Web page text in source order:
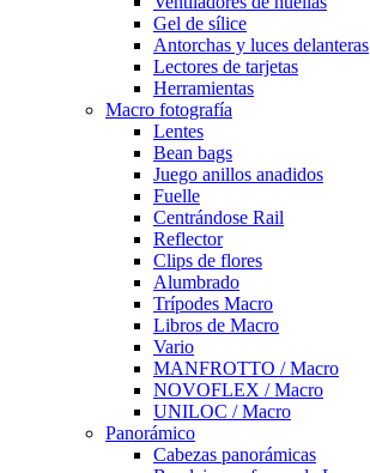
Gel de sílice
Antorchas y luces delanteras
Lectores de tarjetas
Herramientas
Macro fotografía
Lentes
Bean bags
Juego anillos anadidos
Fuelle
Centrándose Rail
Reflector
Clips de flores
Alumbrado
Trípodes Macro
Libros de Macro
Vario
MANFROTTO / Macro
NOVOFLEX / Macro
UNILOC / Macro
Panorámico
Cabezas panorámicas